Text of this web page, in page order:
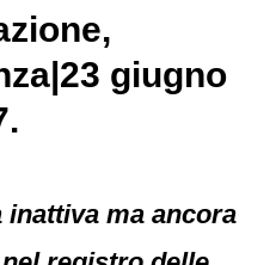
giugno
inattiva ma ancora